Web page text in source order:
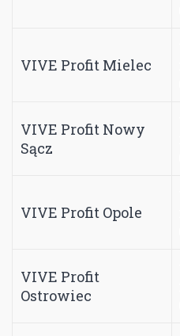
VIVE Profit Mielec
VIVE Profit Nowy
Sącz
VIVE Profit Opole
VIVE Profit
Ostrowiec